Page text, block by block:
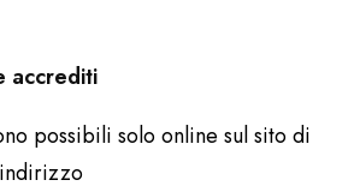
accrediti
possibili solo online sul sito di